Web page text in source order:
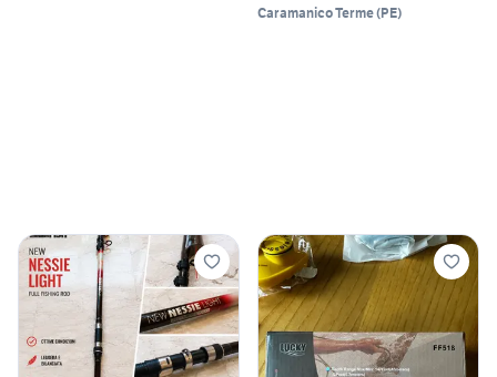
Caramanico Terme(PE)